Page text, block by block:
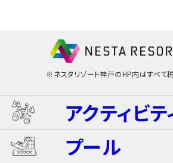
※ネスタリゾート神戸のHP内はすべて
アクティビテ
ネスタ･バギーツアー（別途
プール